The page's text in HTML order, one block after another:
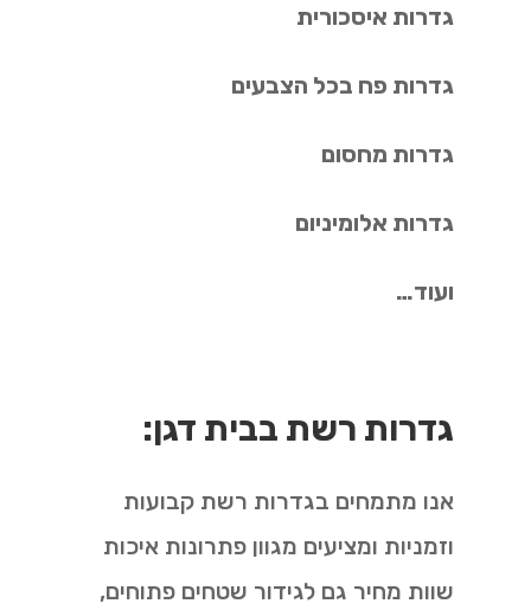
גדרות איסכורית
גדרות פח בכל הצבעים
גדרות מחסום
גדרות אלומיניום
ועוד…
גדרות רשת בבית דגן:
אנו מתמחים בגדרות רשת קבועות
וזמניות ומציעים מגוון פתרונות איכות
שוות מחיר גם לגידור שטחים פתוחים,